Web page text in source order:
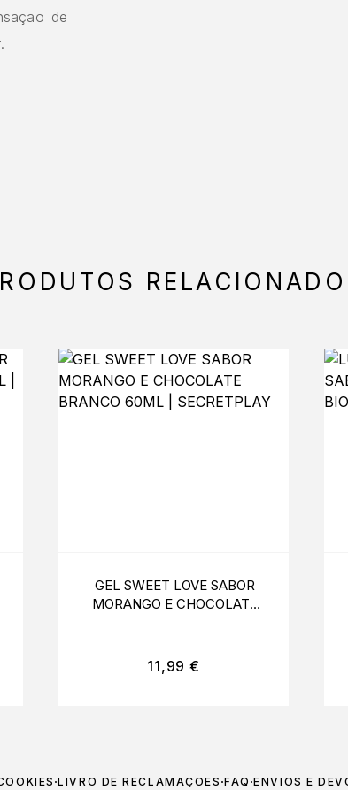
de
GEL SWEET LOVE SABOR
MORANGO E CHOCOLATE
11,99 €
LIVRO DE RECLAMAÇÕES FAQ ENVIOS E